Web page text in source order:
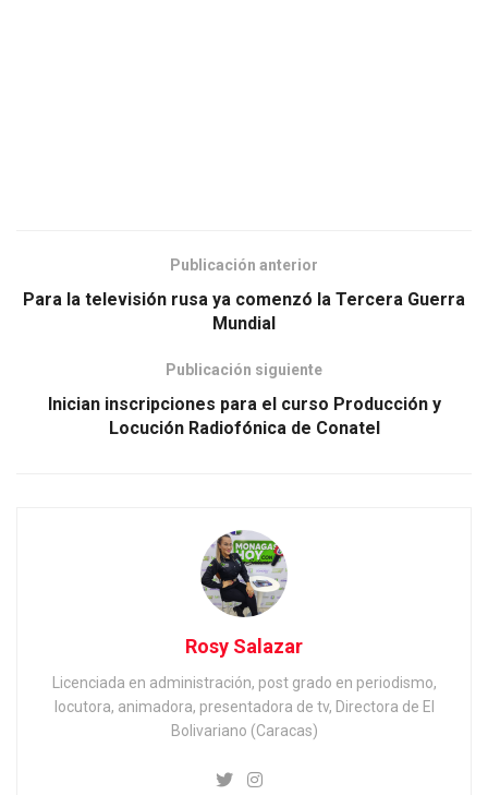
Publicación anterior
Para la televisión rusa ya comenzó la Tercera Guerra
Mundial
Publicación siguiente
Inician inscripciones para el curso Producción y
Locución Radiofónica de Conatel
Rosy Salazar
Licenciada en administración, post grado en periodismo,
locutora, animadora, presentadora de tv, Directora de El
Bolivariano (Caracas)